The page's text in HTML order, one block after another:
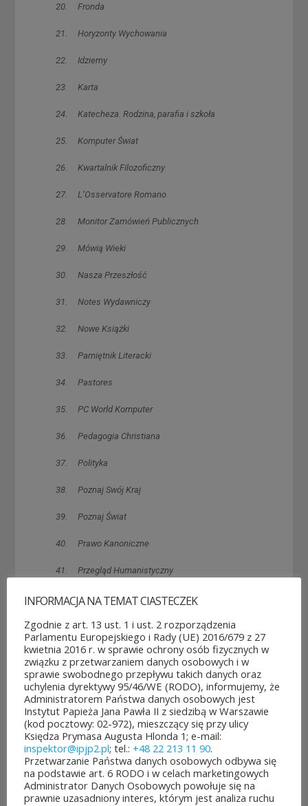
20. Fronda
21. Horyzonty Wychowania
22. Idziemy
23. Karta
24. Katecheza. Rodzina, parafia i szkoła
25. Komputer Świat
26. Kwartalnik Filozoficzny
27. L’Osservatore Romano
28. Monitor Zamówień Publicznych
29. Mówią Wieki
30. Nasza Przeszłość
31. Notes Wydawniczy
32. Nowe Książki
33. Pamiętnik Literacki
34. Pastores
35. PC World Komputer
36. Pedagogia Christiana
37. Polityka
38. Poznaj Swój Kraj
39. Poznaj Świat
40. Prawo Kanoniczne
41. Przegląd Humanistyczny
42. Przegląd Katolicki
43. Przegląd Powszechny
44. Przyroda Polska
45. Rocznik Strategiczny
46. Rocznik Teologii Katolickiej
47. Roczniki Filozoficzne KUL
48. Roczniki Teologiczne KUL
49. Spotkania z Zabytkami
INFORMACJA NA TEMAT CIASTECZEK
Zgodnie z art. 13 ust. 1 i ust. 2 rozporządzenia
Parlamentu Europejskiego i Rady (UE) 2016/679 z 27
kwietnia 2016 r. w sprawie ochrony osób fizycznych w
związku z przetwarzaniem danych osobowych i w
sprawie swobodnego przepływu takich danych oraz
uchylenia dyrektywy 95/46/WE (RODO), informujemy, że
Administratorem Państwa danych osobowych jest
Instytut Papieża Jana Pawła II z siedzibą w Warszawie
(kod pocztowy: 02-972), mieszczący się przy ulicy
Księdza Prymasa Augusta Hlonda 1; e-mail:
inspektor@ipjp2.pl; tel.: +48 22 213 11 90.
Przetwarzanie Państwa danych osobowych odbywa się
na podstawie art. 6 RODO i w celach marketingowych
Administrator Danych Osobowych powołuje się na
prawnie uzasadniony interes, którym jest analiza ruchu